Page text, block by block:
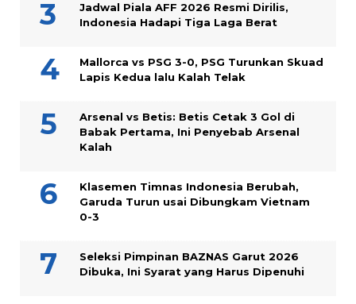
Jadwal Piala AFF 2026 Resmi Dirilis,
Indonesia Hadapi Tiga Laga Berat
Mallorca vs PSG 3-0, PSG Turunkan Skuad
Lapis Kedua lalu Kalah Telak
Arsenal vs Betis: Betis Cetak 3 Gol di
Babak Pertama, Ini Penyebab Arsenal
Kalah
Klasemen Timnas Indonesia Berubah,
Garuda Turun usai Dibungkam Vietnam
0-3
Seleksi Pimpinan BAZNAS Garut 2026
Dibuka, Ini Syarat yang Harus Dipenuhi